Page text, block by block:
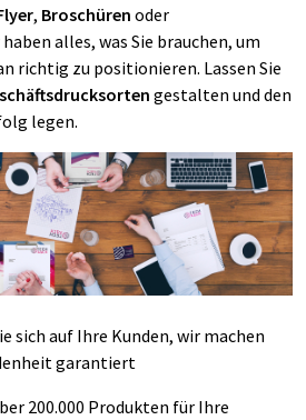
, Broschüren oder
alles, was Sie brauchen, um
richtig zu positionieren. Lassen Sie
gestalten und den
legen.
sich auf Ihre Kunden, wir machen
garantiert
200.000 Produkten für Ihre